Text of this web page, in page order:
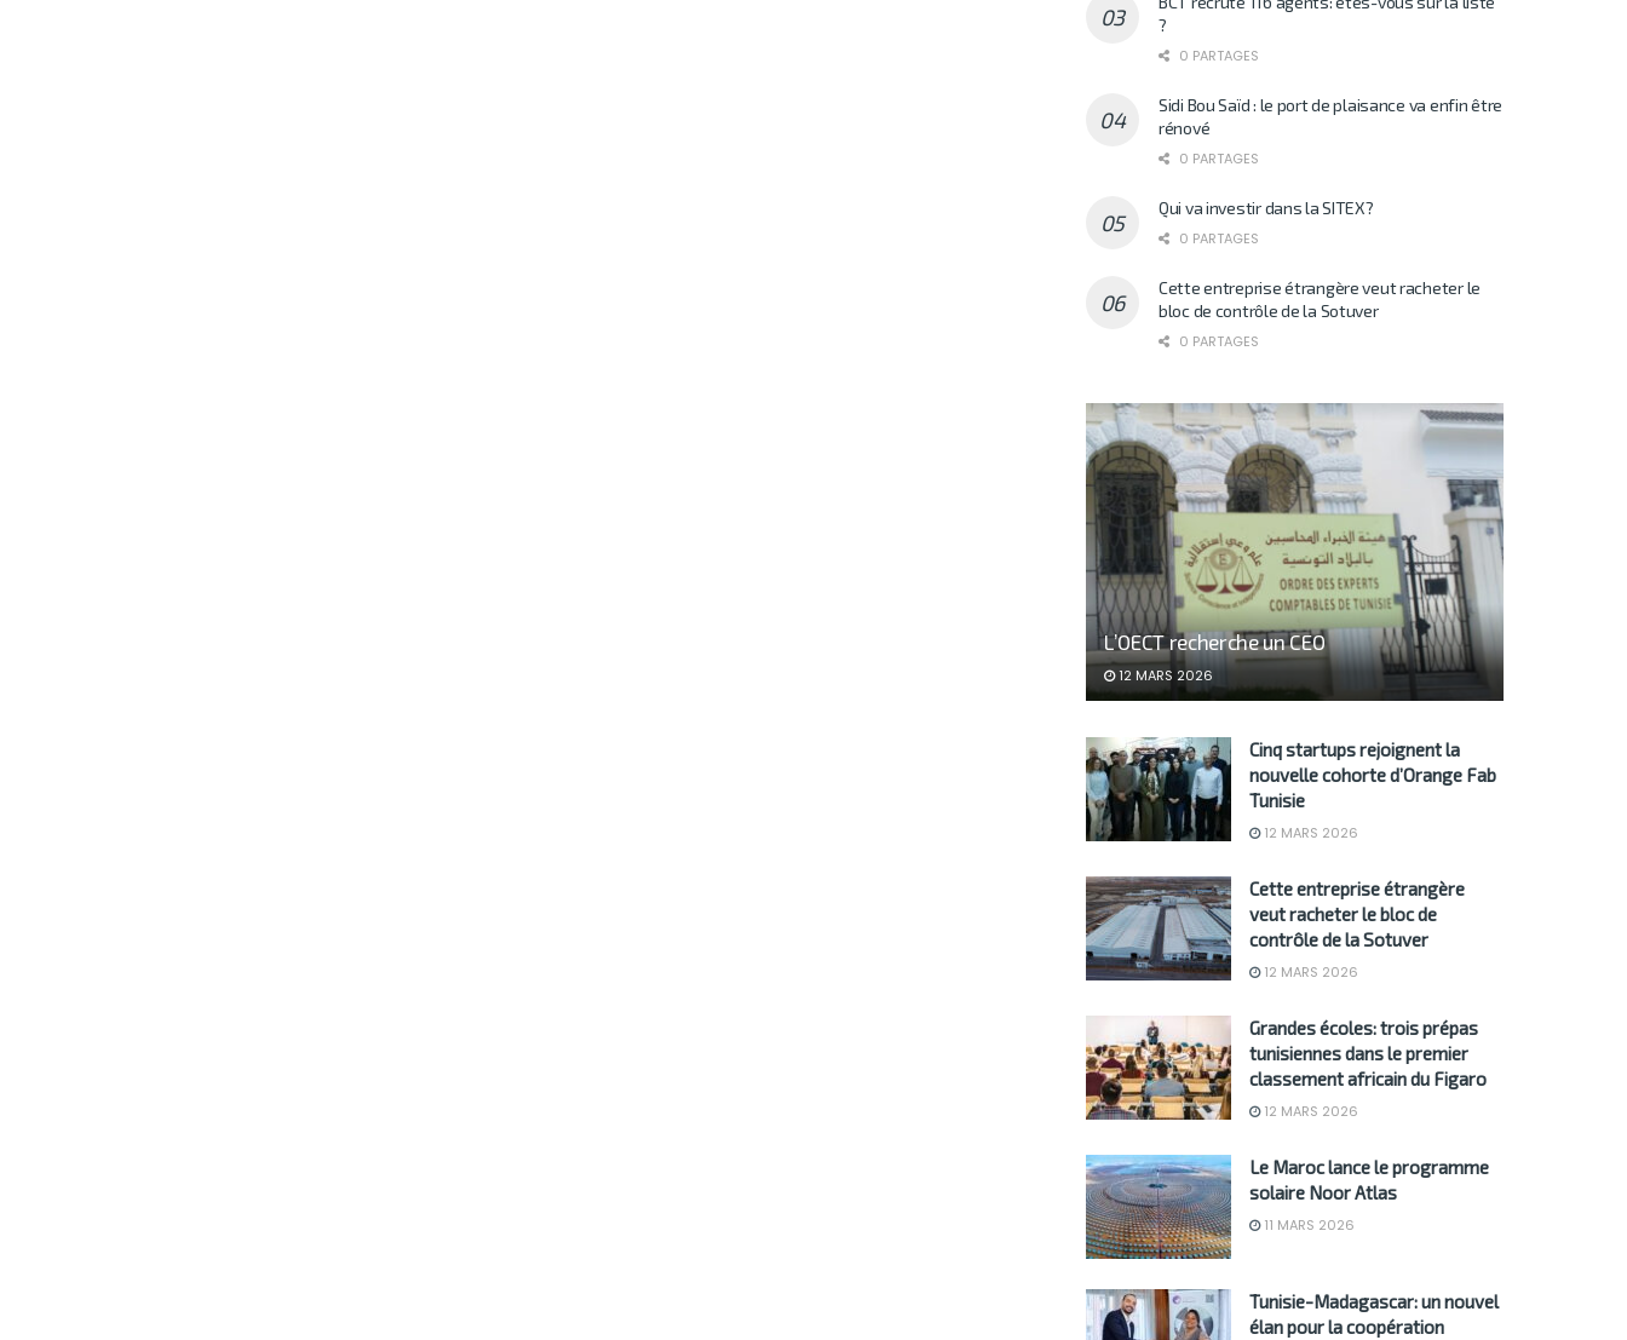
?
0 PARTAGES
Sidi Bou Saïd : le port de plaisance va enfin être
rénové
0 PARTAGES
Qui va investir dans la SITEX?
0 PARTAGES
Cette entreprise étrangère veut racheter le
bloc de contrôle de la Sotuver
0 PARTAGES
L’OECT recherche un CEO
12 MARS 2026
Cinq startups rejoignent la
nouvelle cohorte d’Orange Fab
Tunisie
12 MARS 2026
Cette entreprise étrangère
veut racheter le bloc de
contrôle de la Sotuver
12 MARS 2026
Grandes écoles: trois prépas
tunisiennes dans le premier
classement africain du Figaro
12 MARS 2026
Le Maroc lance le programme
solaire Noor Atlas
11 MARS 2026
Tunisie-Madagascar: un nouvel
élan pour la coopération